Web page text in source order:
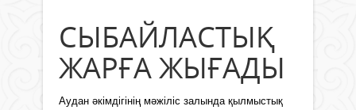
СЫБАЙЛАСТЫҚ
ЖАРҒА ЖЫҒАДЫ
Аудан әкімдігінің мәжіліс залында қылмыстық